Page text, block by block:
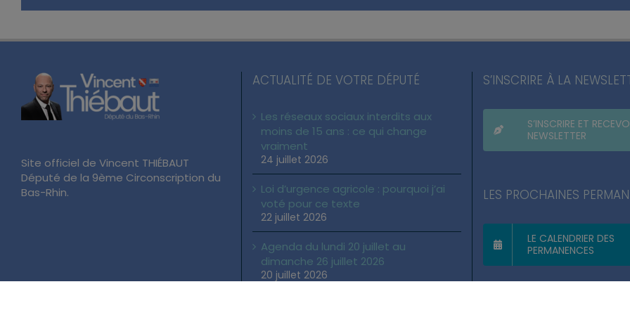
Site officiel de Vincent THIÉBAUT
Député de la 9ème Circonscription du
Bas-Rhin.
ACTUALITÉ DE VOTRE DÉPUTÉ
Les réseaux sociaux interdits aux
moins de 15 ans : ce qui change
vraiment
24 juillet 2026
Loi d’urgence agricole : pourquoi j’ai
voté pour ce texte
22 juillet 2026
Agenda du lundi 20 juillet au
dimanche 26 juillet 2026
20 juillet 2026
S’INSCRIRE À LA
S’INSCRIRE ET
NEWSLETTER
LES PROCHAINES
LE CALENDRIER DES
PERMANENCES